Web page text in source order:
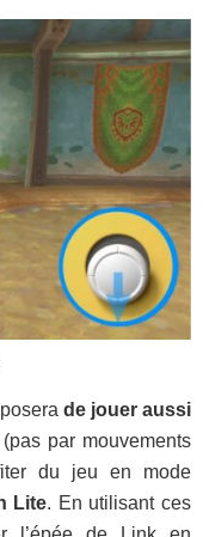
de jouer aussi
(pas par mouvements
du jeu en mode
Lite. En utilisant ces